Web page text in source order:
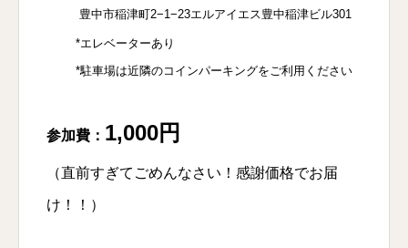
豊中市稲津町2−1−23エルアイエス豊中稲津ビル301
*エレベーターあり
*駐車場は近隣のコインパーキングをご利用ください
参加費： 1,000円
（直前すぎてごめんなさい！感謝価格でお届
け！！）